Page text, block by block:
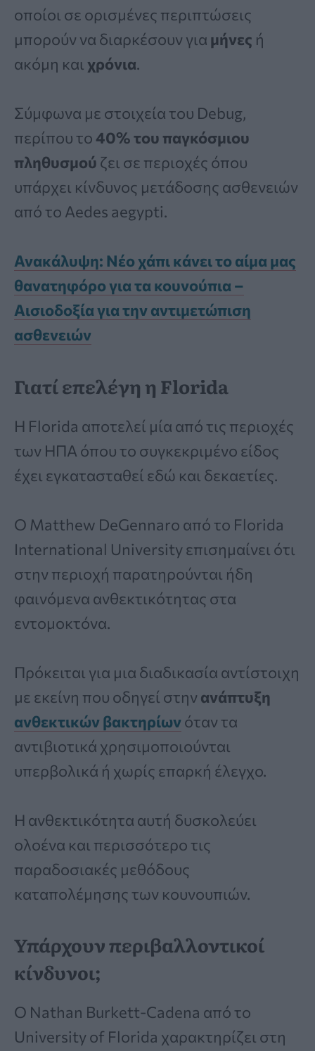
οποίοι σε ορισμένες περιπτώσεις
μπορούν να διαρκέσουν για μήνες ή
ακόμη και χρόνια.
Σύμφωνα με στοιχεία του Debug,
περίπου το 40% του παγκόσμιου
πληθυσμού ζει σε περιοχές όπου
υπάρχει κίνδυνος μετάδοσης ασθενειών
από το Aedes aegypti.
Ανακάλυψη: Νέο χάπι κάνει το αίμα μας
θανατηφόρο για τα κουνούπια –
Αισιοδοξία για την αντιμετώπιση
ασθενειών
Γιατί επελέγη η Florida
Η Florida αποτελεί μία από τις περιοχές
των ΗΠΑ όπου το συγκεκριμένο είδος
έχει εγκατασταθεί εδώ και δεκαετίες.
Ο Matthew DeGennaro από το Florida
International University επισημαίνει ότι
στην περιοχή παρατηρούνται ήδη
φαινόμενα ανθεκτικότητας στα
εντομοκτόνα.
Πρόκειται για μια διαδικασία αντίστοιχη
με εκείνη που οδηγεί στην ανάπτυξη
ανθεκτικών βακτηρίωνόταν τα
αντιβιοτικά χρησιμοποιούνται
υπερβολικά ή χωρίς επαρκή έλεγχο.
Η ανθεκτικότητα αυτή δυσκολεύει
ολοένα και περισσότερο τις
παραδοσιακές μεθόδους
καταπολέμησης των κουνουπιών.
Υπάρχουν περιβαλλοντικοί
κίνδυνοι;
Ο Nathan Burkett-Cadena από το
University of Florida χαρακτηρίζει στη